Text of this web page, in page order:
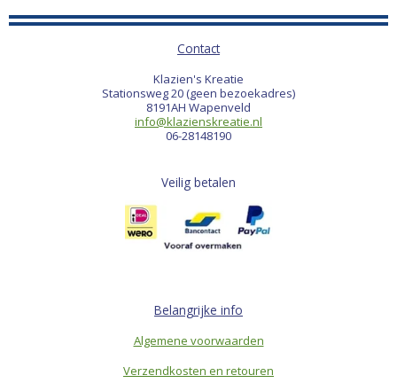
Contact
Klazien's Kreatie
Stationsweg 20 (geen bezoekadres)
8191AH Wapenveld
info@klazienskreatie.nl
06-28148190
Veilig betalen
Belangrijke info
Algemene voorwaarden
Verzendkosten en retouren